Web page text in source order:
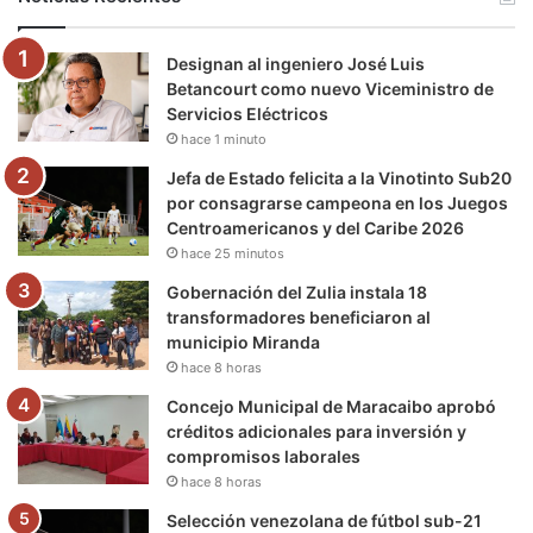
o
o
k
e
r
b
e
g
r
a
m
r
a
k
Designan al ingeniero José Luis
Betancourt como nuevo Viceministro de
Servicios Eléctricos
hace 1 minuto
Jefa de Estado felicita a la Vinotinto Sub20
por consagrarse campeona en los Juegos
Centroamericanos y del Caribe 2026
hace 25 minutos
Gobernación del Zulia instala 18
transformadores beneficiaron al
municipio Miranda
hace 8 horas
Concejo Municipal de Maracaibo aprobó
créditos adicionales para inversión y
compromisos laborales
hace 8 horas
Selección venezolana de fútbol sub-21